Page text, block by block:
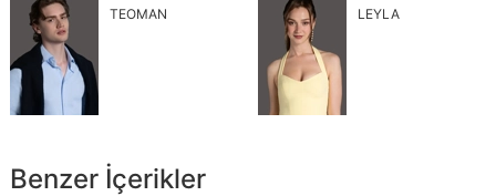
TEOMAN LEYLA
Benzer İçerikler